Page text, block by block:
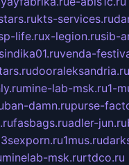
kts-services.ru
life.rux-legion.rusib-
sindika01.ruvenda-
dooraleksandria.ru
mine-lab-msk.ru1-
ban-damn.rupurse-
fasbags.ruadler-jun.ru
3sexporn.ru1mus.ru
minelab-msk.rurtdco.ru